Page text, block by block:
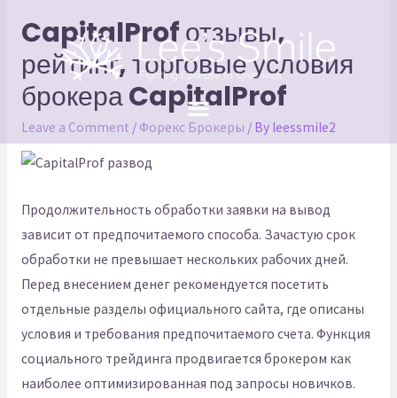
CapitalProf отзывы,
рейтинг, торговые условия
брокера CapitalProf
Leave a Comment / Форекс Брокеры / By leessmile2
Продолжительность обработки заявки на вывод
зависит от предпочитаемого способа. Зачастую срок
обработки не превышает нескольких рабочих дней.
Перед внесением денег рекомендуется посетить
отдельные разделы официального сайта, где описаны
условия и требования предпочитаемого счета. Функция
социального трейдинга продвигается брокером как
наиболее оптимизированная под запросы новичков.